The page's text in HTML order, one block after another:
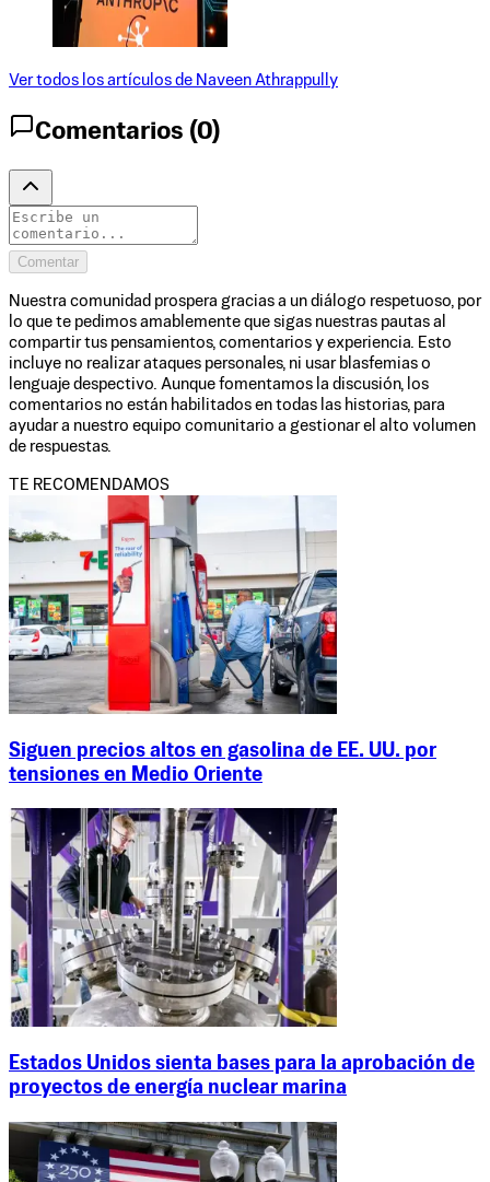
Ver todos los artículos de Naveen Athrappully
Comentarios (0)
Comentar
Nuestra comunidad prospera gracias a un diálogo respetuoso, por
lo que te pedimos amablemente que sigas nuestras pautas al
compartir tus pensamientos, comentarios y experiencia. Esto
incluye no realizar ataques personales, ni usar blasfemias o
lenguaje despectivo. Aunque fomentamos la discusión, los
comentarios no están habilitados en todas las historias, para
ayudar a nuestro equipo comunitario a gestionar el alto volumen
de respuestas.
TE RECOMENDAMOS
Siguen precios altos en gasolina de EE. UU. por
tensiones en Medio Oriente
Estados Unidos sienta bases para la aprobación de
proyectos de energía nuclear marina